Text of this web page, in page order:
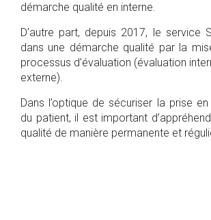
démarche qualité en interne.
D’autre part, depuis 2017, le service
dans une démarche qualité par la
processus d’évaluation (évaluation
externe).
Dans l’optique de sécuriser la prise
du patient, il est important
qualité de manière permanente et